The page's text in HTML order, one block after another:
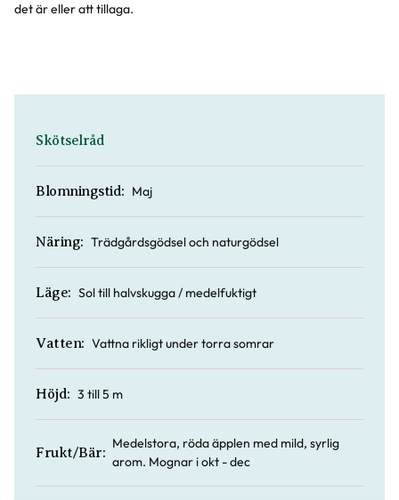
det är eller att tillaga.
Skötselråd
Blomningstid: Maj
Näring: Trädgårdsgödsel och naturgödsel
Läge: Sol till halvskugga / medelfuktigt
Vatten: Vattna rikligt under torra somrar
Höjd: 3 till 5 m
Frukt/Bär:
Medelstora, röda äpplen med mild, syrlig
arom. Mognar i okt - dec